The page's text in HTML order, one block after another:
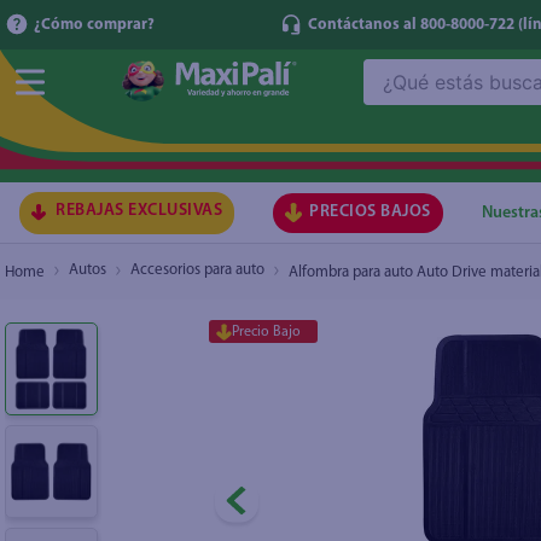
¿Cómo comprar? Contáctanos al 800-8000-722
REBAJAS EXCLUSIVAS PRECIOS BAJOS
Autos Accesorios para auto Alfombra para auto Auto Drive
Precio Bajo
Alfombra para auto Auto Drive material PVC
1.
2.
5.